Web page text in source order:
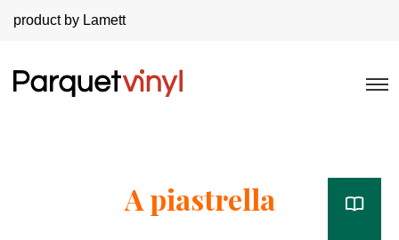
product by Lamett
A piastrella